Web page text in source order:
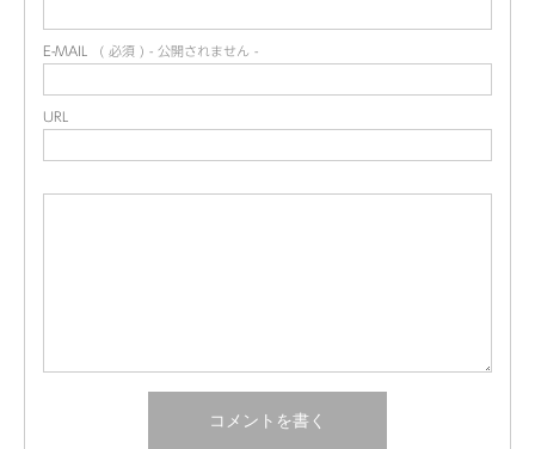
E-MAIL ( 必須 ) - 公開されません -
URL